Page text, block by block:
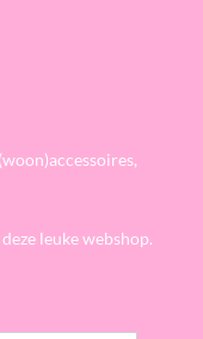
leuke webshop.